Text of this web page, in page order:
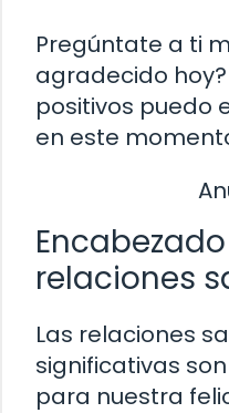
Pregúntate a ti
agradecido
positivos puedo
en este
relaciones
Las relaciones
significativas
para nuestra